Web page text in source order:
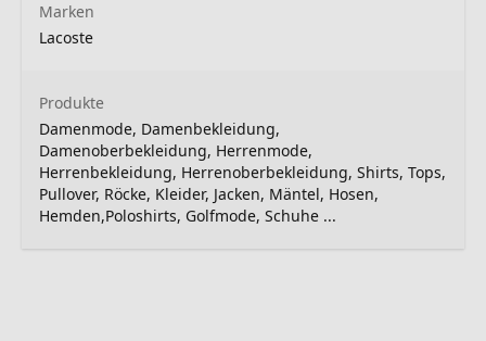
Marken
Lacoste
Produkte
Damenmode, Damenbekleidung,
Damenoberbekleidung, Herrenmode,
Herrenbekleidung, Herrenoberbekleidung, Shirts, Tops,
Pullover, Röcke, Kleider, Jacken, Mäntel, Hosen,
Hemden,Poloshirts, Golfmode, Schuhe ...